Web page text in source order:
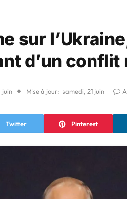
sur
d’un conflit
juin Mise à jour: samedi, 21 juin
Twitter Pinterest